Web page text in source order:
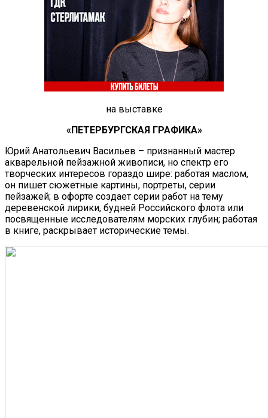
на выставке
«ПЕТЕРБУРГСКАЯ ГРАФИКА»
Юрий Анатольевич Васильев – признанный мастер
акварельной пейзажной живописи, но спектр его
творческих интересов гораздо шире: работая маслом,
он пишет сюжетные картины, портреты, серии
пейзажей; в офорте создает серии работ на тему
деревенской лирики, будней Российского флота или
посвященные исследователям морских глубин; работая
в книге, раскрывает исторические темы.